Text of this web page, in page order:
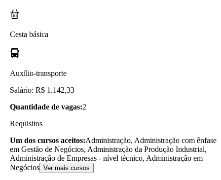
Cesta básica
Auxílio-transporte
Salário: R$ 1.142,33
Quantidade de vagas:2
Requisitos
Um dos cursos aceitos:Administração, Administração com ênfase
em Gestão de Negócios, Administração da Produção Industrial,
Administração de Empresas - nível técnico, Administração em
Negócios Ver mais cursos